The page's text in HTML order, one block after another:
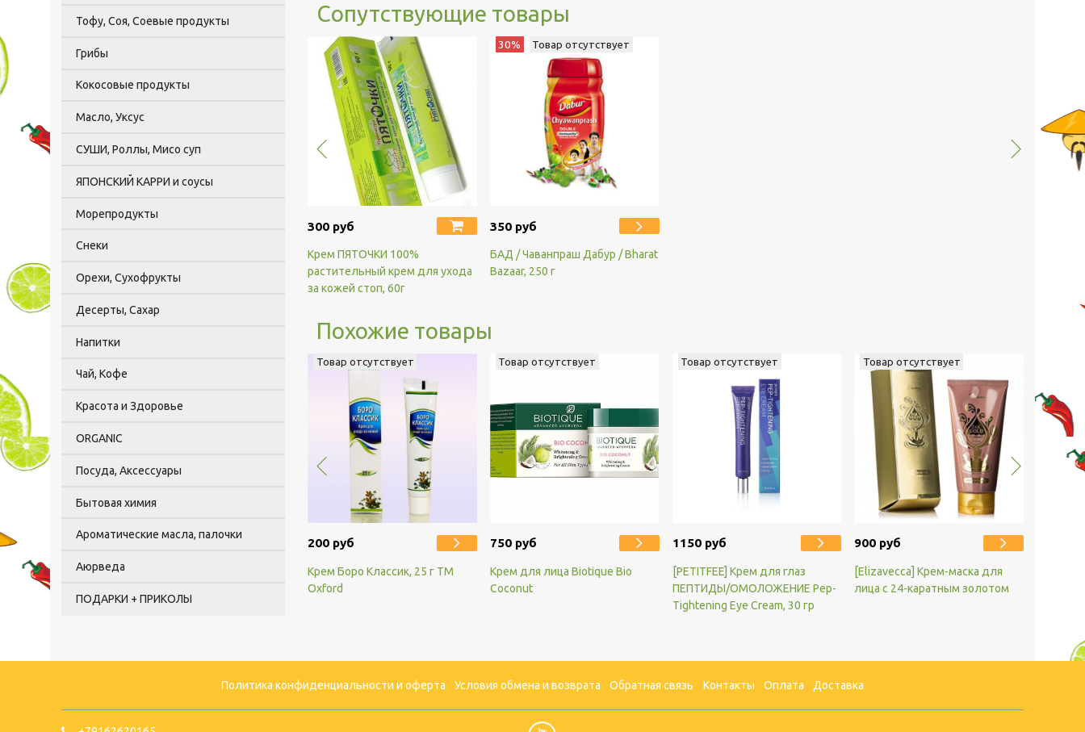
Сопутствующие товары
300 руб
Крем ПЯТОЧКИ 100%
растительный крем для ухода
за кожей стоп, 60г
30% Товар отсутствует
350 руб
БАД / Чаванпраш Дабур / Bharat
Bazaar, 250 г
Похожие товары
Товар отсутствует
200 руб
Крем Боро Классик, 25 г TM
Oxford
Товар отсутствует
750 руб
Крем для лица Biotique Bio
Coconut
Товар отсутствует
1150 руб
[PETITFEE] Крем для глаз
ПЕПТИДЫ/ОМОЛОЖЕНИЕ Pep-
Tightening Eye Cream, 30 гр
Товар отсутствует
900 руб
[Elizavecca] Крем-маска для
лица с 24-каратным золотом
Тофу, Соя, Соевые продукты
Грибы
Кокосовые продукты
Масло, Уксус
СУШИ, Роллы, Мисо суп
ЯПОНСКИЙ КАРРИ и соусы
Морепродукты
Снеки
Орехи, Сухофрукты
Десерты, Сахар
Напитки
Чай, Кофе
Красота и Здоровье
ORGANIC
Посуда, Аксессуары
Бытовая химия
Ароматические масла, палочки
Аюрведа
ПОДАРКИ + ПРИКОЛЫ
Политика конфиденциальности и оферта Условия обмена и возврата Обратная связь Контакты Оплата Доставка